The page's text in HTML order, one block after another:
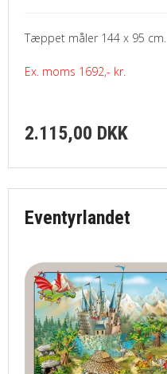
Tæppet måler 144 x 95 cm.
Ex. moms 1692,- kr.
2.115,00 DKK
Eventyrlandet